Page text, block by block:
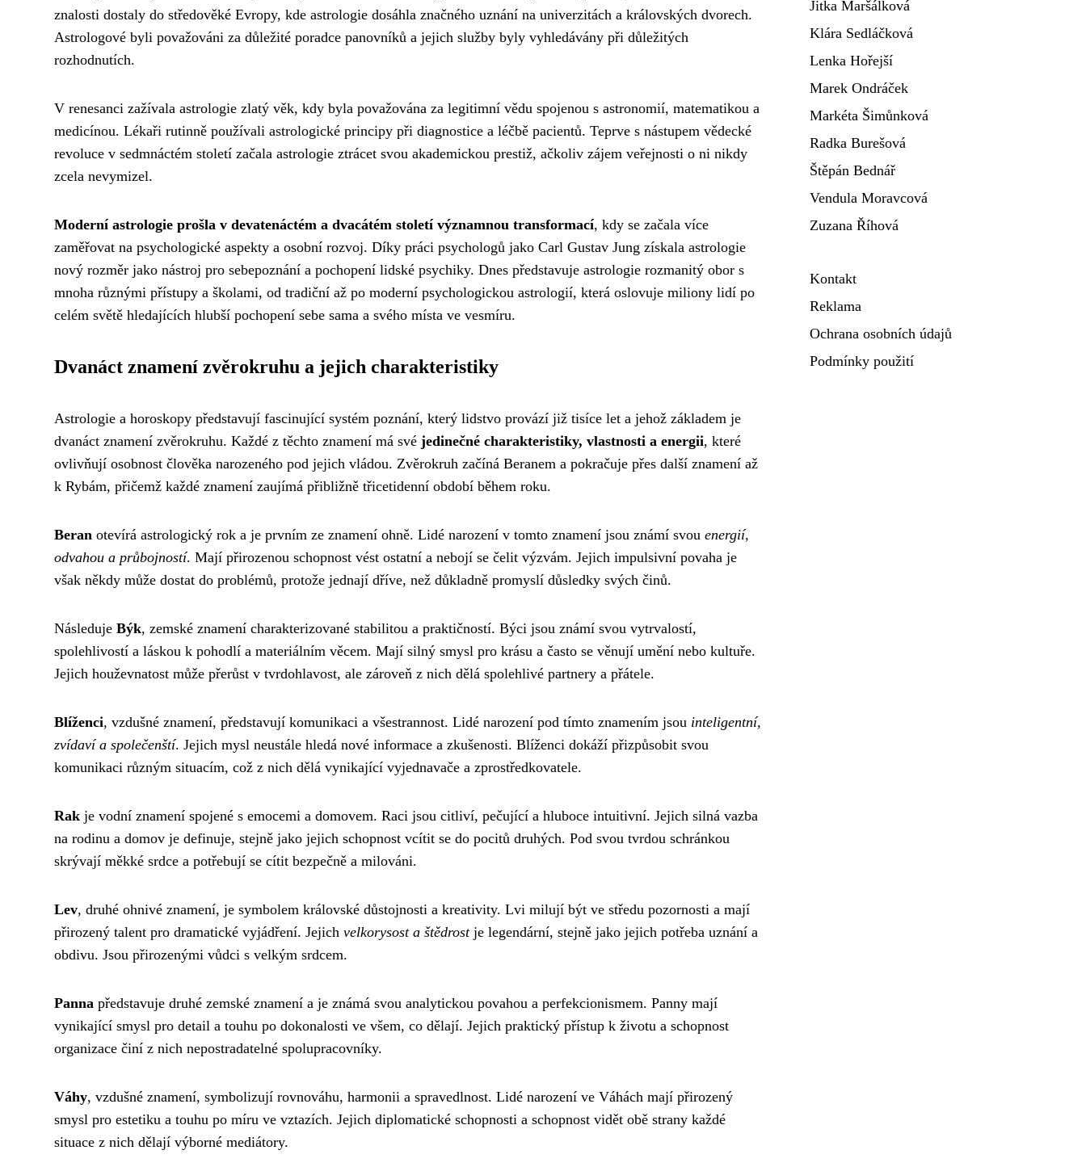
znalosti dostaly do středověké Evropy, kde astrologie dosáhla značného uznání na univerzitách a královských dvorech.
Astrologové byli považováni za důležité poradce panovníků a jejich služby byly vyhledávány při důležitých
rozhodnutích.
V renesanci zažívala astrologie zlatý věk, kdy byla považována za legitimní vědu spojenou s astronomií, matematikou a
medicínou. Lékaři rutinně používali astrologické principy při diagnostice a léčbě pacientů. Teprve s nástupem vědecké
revoluce v sedmnáctém století začala astrologie ztrácet svou akademickou prestiž, ačkoliv zájem veřejnosti o ni nikdy
zcela nevymizel.
Moderní astrologie prošla v devatenáctém a dvacátém století významnou transformací, kdy se začala více
zaměřovat na psychologické aspekty a osobní rozvoj. Díky práci psychologů jako Carl Gustav Jung získala astrologie
nový rozměr jako nástroj pro sebepoznání a pochopení lidské psychiky. Dnes představuje astrologie rozmanitý obor s
mnoha různými přístupy a školami, od tradiční až po moderní psychologickou astrologií, která oslovuje miliony lidí po
celém světě hledajících hlubší pochopení sebe sama a svého místa ve vesmíru.
Dvanáct znamení zvěrokruhu a jejich charakteristiky
Astrologie a horoskopy představují fascinující systém poznání, který lidstvo provází již tisíce let a jehož základem je
dvanáct znamení zvěrokruhu. Každé z těchto znamení má své jedinečné charakteristiky, vlastnosti a energii, které
ovlivňují osobnost člověka narozeného pod jejich vládou. Zvěrokruh začíná Beranem a pokračuje přes další znamení až
k Rybám, přičemž každé znamení zaujímá přibližně třicetidenní období během roku.
Beran otevírá astrologický rok a je prvním ze znamení ohně. Lidé narození v tomto znamení jsou známí svou energií,
odvahou a průbojností. Mají přirozenou schopnost vést ostatní a nebojí se čelit výzvám. Jejich impulsivní povaha je
však někdy může dostat do problémů, protože jednají dříve, než důkladně promyslí důsledky svých činů.
Následuje Býk, zemské znamení charakterizované stabilitou a praktičností. Býci jsou známí svou vytrvalostí,
spolehlivostí a láskou k pohodlí a materiálním věcem. Mají silný smysl pro krásu a často se věnují umění nebo kultuře.
Jejich houževnatost může přerůst v tvrdohlavost, ale zároveň z nich dělá spolehlivé partnery a přátele.
Blíženci, vzdušné znamení, představují komunikaci a všestrannost. Lidé narození pod tímto znamením jsou inteligentní,
zvídaví a společenští. Jejich mysl neustále hledá nové informace a zkušenosti. Blíženci dokáží přizpůsobit svou
komunikaci různým situacím, což z nich dělá vynikající vyjednavače a zprostředkovatele.
Rak je vodní znamení spojené s emocemi a domovem. Raci jsou citliví, pečující a hluboce intuitivní. Jejich silná vazba
na rodinu a domov je definuje, stejně jako jejich schopnost vcítit se do pocitů druhých. Pod svou tvrdou schránkou
skrývají měkké srdce a potřebují se cítit bezpečně a milováni.
Lev, druhé ohnivé znamení, je symbolem královské důstojnosti a kreativity. Lvi milují být ve středu pozornosti a mají
přirozený talent pro dramatické vyjádření. Jejich velkorysost a štědrostje legendární, stejně jako jejich potřeba uznání a
obdivu. Jsou přirozenými vůdci s velkým srdcem.
Panna představuje druhé zemské znamení a je známá svou analytickou povahou a perfekcionismem. Panny mají
vynikající smysl pro detail a touhu po dokonalosti ve všem, co dělají. Jejich praktický přístup k životu a schopnost
organizace činí z nich nepostradatelné spolupracovníky.
Váhy, vzdušné znamení, symbolizují rovnováhu, harmonii a spravedlnost. Lidé narození ve Váhách mají přirozený
smysl pro estetiku a touhu po míru ve vztazích. Jejich diplomatické schopnosti a schopnost vidět obě strany každé
situace z nich dělají výborné mediátory.
Jitka Maršálková
Klára Sedláčková
Lenka Hořejší
Marek Ondráček
Markéta Šimůnková
Radka Burešová
Štěpán Bednář
Vendula Moravcová
Zuzana Říhová
Kontakt
Reklama
Ochrana osobních údajů
Podmínky použití